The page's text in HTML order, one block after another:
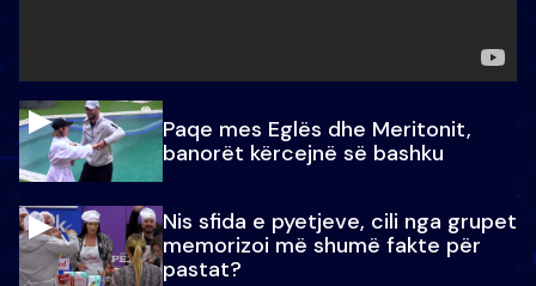
Paqe mes Eglës dhe Meritonit,
banorët kërcejnë së bashku
Nis sfida e pyetjeve, cili nga grupet
memorizoi më shumë fakte për
pastat?